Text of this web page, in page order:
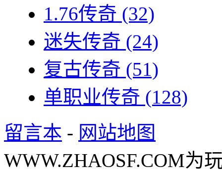
1.76传奇 (32)
迷失传奇 (24)
复古传奇 (51)
单职业传奇 (128)
留言本 - 网站地图
WWW.ZHAOSF.COM为